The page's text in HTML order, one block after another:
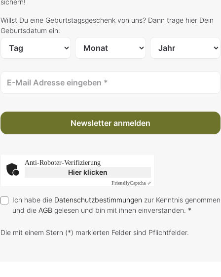
Willst Du eine Geburtstagsgeschenk von uns? Dann trage hier Dein
Geburtsdatum ein:
Newsletter anmelden
Anti-Roboter-Verifizierung
Hier klicken
FriendlyCaptcha ⇗
Ich habe die Datenschutzbestimmungen zur Kenntnis genommen
und die AGB gelesen und bin mit ihnen einverstanden. *
Die mit einem Stern (*) markierten Felder sind Pflichtfelder.